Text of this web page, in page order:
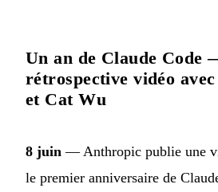
Un an de Claude Code
rétrospective vidéo
et Cat Wu
8 juin — Anthropic publie une
le premier anniversaire de